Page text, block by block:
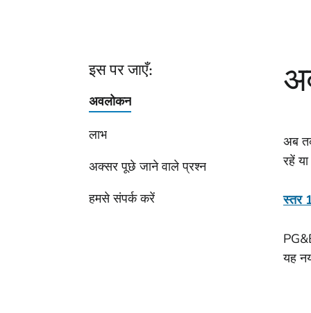
इस पर जाएँ:
अवलोकन
लाभ
अक्सर पूछे जाने वाले प्रश्न
हमसे संपर्क करें
अब
रहें
स्तर
यह